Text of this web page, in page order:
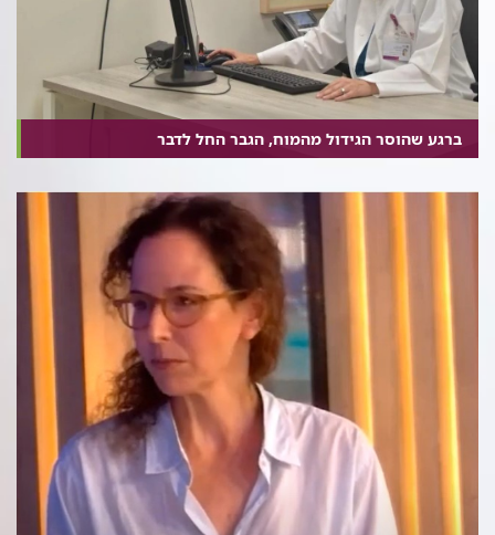
ברגע שהוסר הגידול מהמוח, הגבר החל לדבר